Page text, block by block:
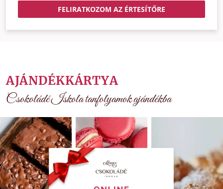
FELIRATKOZOM AZ ÉRTESÍTŐRE
AJÁNDÉKKÁRTYA
Csokoládé Iskola tanfolyamok ajándékba